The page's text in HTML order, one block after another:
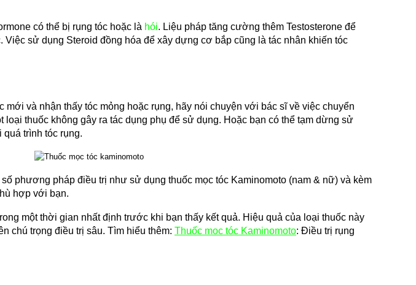
có thể bị rụng tóc hoặc là hói. Liệu pháp tăng cường thêm Testosterone để
Việc sử dụng Steroid đồng hóa để xây dựng cơ bắp cũng là tác nhân khiến tóc
mới và nhận thấy tóc mỏng hoặc rụng, hãy nói chuyện với bác sĩ về việc chuyển
loại thuốc không gây ra tác dụng phụ để sử dụng. Hoặc bạn có thể tạm dừng sử
quá trình tóc rụng.
phương pháp điều trị như sử dụng thuốc mọc tóc Kaminomoto (nam & nữ) và kèm
hợp với bạn.
một thời gian nhất định trước khi bạn thấy kết quả. Hiệu quả của loại thuốc này
chú trọng điều trị sâu. Tìm hiểu thêm: Thuốc mọc tóc Kaminomoto: Điều trị rụng